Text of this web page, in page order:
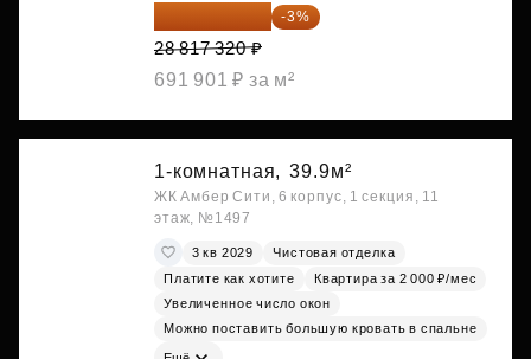
27 952 800 ₽ -3%
28 817 320 ₽
691 901 ₽ за м²
1-комнатная, 39.9м²
ЖК Амбер Сити, 6 корпус, 1 секция, 11
этаж, №1497
3 кв 2029
Чистовая отделка
Платите как хотите
Квартира за 2 000 ₽/мес
Увеличенное число окон
Можно поставить большую кровать в спальне